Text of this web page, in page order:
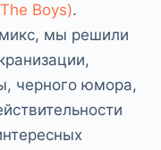
Boys).
мы решили
черного юмора,